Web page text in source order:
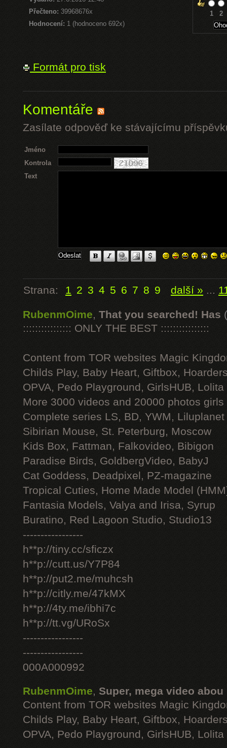
Přečteno:39968676x
Hodnocení: 1 (hodnoceno 692x)
1 2
Formát pro tisk
Komentáře
Zasílate odpověď ke stávajícímu
Jméno
Kontrola
Text
Strana: 1 2 3 4 5 6 7 8 9 další » ...
RubenmOime, That you searched! Has
:::::::::::::::: ONLY THE BEST ::::::::::::::::
Content from TOR websites Magic
Childs Play, Baby Heart, Giftbox,
OPVA, Pedo Playground, GirlsHUB, Lolita
More 3000 videos and 20000 photos
Complete series LS, BD, YWM, Liluplanet
Sibirian Mouse, St. Peterburg, Moscow
Kids Box, Fattman, Falkovideo, Bibigon
Paradise Birds, GoldbergVideo, BabyJ
Cat Goddess, Deadpixel, PZ-magazine
Tropical Cuties, Home Made Model
Fantasia Models, Valya and Irisa, Syrup
Buratino, Red Lagoon Studio, Studio13
-----------------
h**p://tiny.cc/sficzx
h**p://cutt.us/Y7P84
h**p://put2.me/muhcsh
h**p://citly.me/47kMX
h**p://4ty.me/ibhi7c
h**p://tt.vg/URoSx
-----------------
-----------------
000A000992
RubenmOime, Super, mega video abou
Content from TOR websites Magic
Childs Play, Baby Heart, Giftbox,
OPVA, Pedo Playground, GirlsHUB, Lolita